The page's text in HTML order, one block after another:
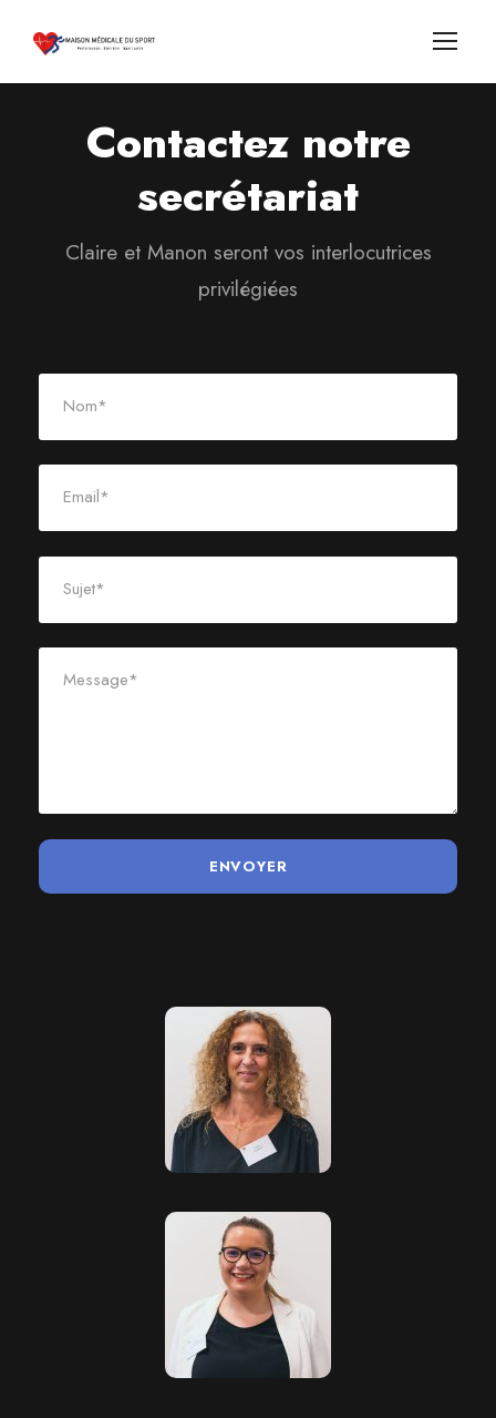
Contactez notre
secrétariat
Claire et Manon seront vos interlocutrices
privilégiées